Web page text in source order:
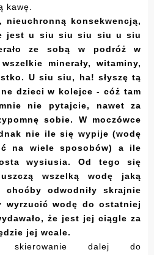
kawę.
konsekwencją,
jest u siu siu siu siu u siu
ze sobą w podróż w
minerały, witaminy,
U siu siu, ha! słyszę tą
dzieci w kolejce - cóż tam
nie pytajcie, nawet za
sobie.
W moczówce
nie ile się wypije (wodę
na wiele sposobów) a ile
wysiusia. Od tego się
wszelką wodę jaką
odwodniły skrajnie
wyrzucić wodę do ostatniej
że jest jej ciągle za
jej wcale.
skierowanie dalej do